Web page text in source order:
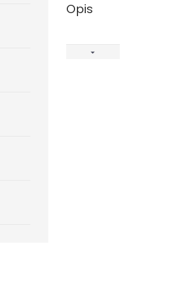
Opis